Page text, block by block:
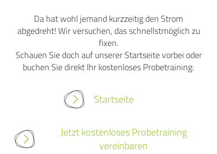
Da hat wohl jemand kurzzeitig den Strom
abgedreht! Wir versuchen, das schnellstmöglich zu
fixen.
Schauen Sie doch auf unserer Startseite vorbei oder
buchen Sie direkt Ihr kostenloses Probetraining:
Startseite
Jetzt kostenloses Probetraining
vereinbaren